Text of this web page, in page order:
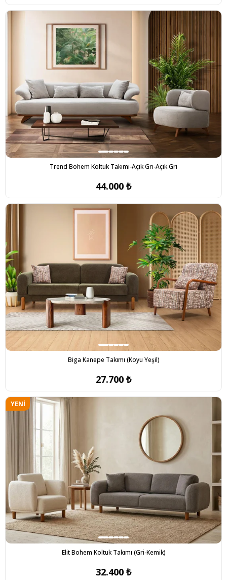
Trend Bohem Koltuk Takımı-Açık Gri-Açık Gri
44.000 ₺
Biga Kanepe Takımı (Koyu Yeşil)
27.700 ₺
Elit Bohem Koltuk Takımı (Gri-Kemik)
32.400 ₺
YENI